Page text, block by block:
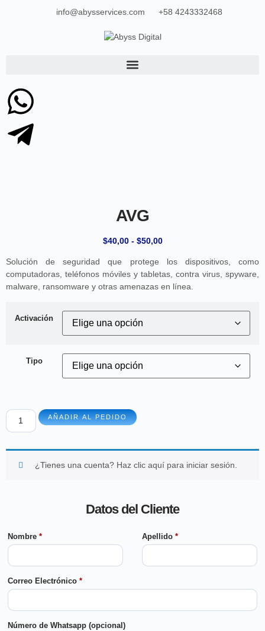
info@abysservices.com +58 4243332468
AVG
$40,00 - $50,00
Solución de seguridad que protege los dispositivos, como
computadoras, teléfonos móviles y tabletas, contra virus, spyware,
malware, ransomware y otras amenazas en línea.
Activación
Tipo
AÑADIR AL PEDIDO
¿Tienes una cuenta? Haz clic aquí para iniciar sesión.
Datos del Cliente
Nombre * Apellido *
Correo Electrónico *
Número de Whatsapp (opcional)